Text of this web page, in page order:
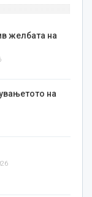
желбата на
на